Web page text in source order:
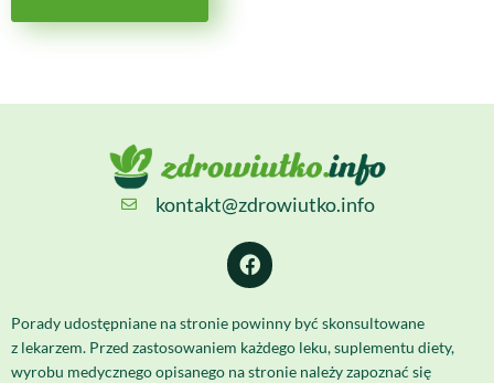
kontakt@zdrowiutko.info
Porady udostępniane na stronie powinny być skonsultowane
z lekarzem. Przed zastosowaniem każdego leku, suplementu diety,
wyrobu medycznego opisanego na stronie należy zapoznać się